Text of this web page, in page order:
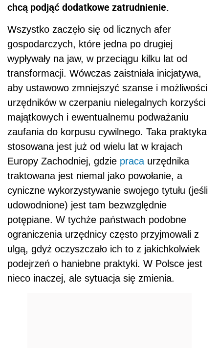
chcą podjąć dodatkowe zatrudnienie.
Wszystko zaczęło się od licznych afer
gospodarczych, które jedna po drugiej
wypływały na jaw, w przeciągu kilku lat od
transformacji. Wówczas zaistniała inicjatywa,
aby ustawowo zmniejszyć szanse i możliwości
urzędników w czerpaniu nielegalnych korzyści
majątkowych i ewentualnemu podważaniu
zaufania do korpusu cywilnego. Taka praktyka
stosowana jest już od wielu lat w krajach
Europy Zachodniej, gdzie pracaurzędnika
traktowana jest niemal jako powołanie, a
cyniczne wykorzystywanie swojego tytułu (jeśli
udowodnione) jest tam bezwzględnie
potępiane. W tychże państwach podobne
ograniczenia urzędnicy często przyjmowali z
ulgą, gdyż oczyszczało ich to z jakichkolwiek
podejrzeń o haniebne praktyki. W Polsce jest
nieco inaczej, ale sytuacja się zmienia.